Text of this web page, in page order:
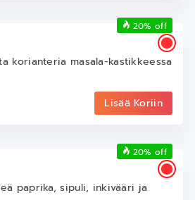
korianteria masala-kastikkeessa
Lisää Koriin
20% off
paprika, sipuli, inkivääri ja
20% off